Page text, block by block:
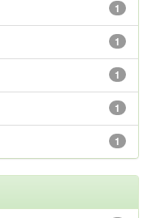
1
1
1
1
1